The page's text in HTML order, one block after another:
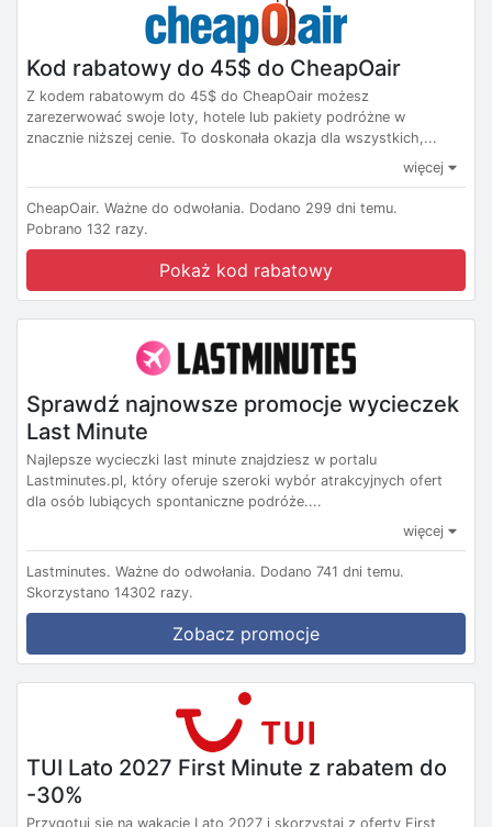
Kod rabatowy do 45$ do CheapOair
Z kodem rabatowym do 45$ do CheapOair możesz
zarezerwować swoje loty, hotele lub pakiety podróżne w
znacznie niższej cenie. To doskonała okazja dla wszystkich,...
więcej
CheapOair. Ważne do odwołania. Dodano 299 dni temu.
Pobrano 132 razy.
Pokaż kod rabatowy
Sprawdź najnowsze promocje wycieczek
Last Minute
Najlepsze wycieczki last minute znajdziesz w portalu
Lastminutes.pl, który oferuje szeroki wybór atrakcyjnych ofert
dla osób lubiących spontaniczne podróże....
więcej
Lastminutes. Ważne do odwołania. Dodano 741 dni temu.
Skorzystano 14302 razy.
Zobacz promocje
TUI Lato 2027 First Minute z rabatem do
-30%
Przygotuj się na wakacje Lato 2027 i skorzystaj z oferty First